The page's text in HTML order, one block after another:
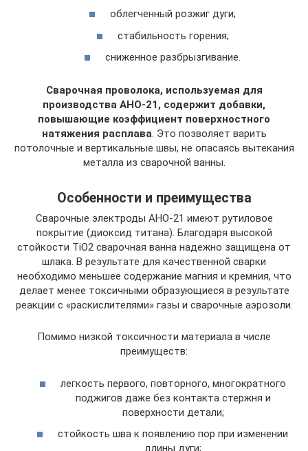
облегченный розжиг дуги;
стабильность горения;
сниженное разбрызгивание.
Сварочная проволока, используемая для
производства АНО-21, содержит добавки,
повышающие коэффициент поверхностного
натяжения расплава. Это позволяет варить
потолочные и вертикальные швы, не опасаясь вытекания
металла из сварочной ванны.
Особенности и преимущества
Сварочные электроды АНО-21 имеют рутиловое
покрытие (диоксид титана). Благодаря высокой
стойкости TiO2 сварочная ванна надежно защищена от
шлака. В результате для качественной сварки
необходимо меньшее содержание магния и кремния, что
делает менее токсичными образующиеся в результате
реакции с «раскислителями» газы и сварочные аэрозоли.
Помимо низкой токсичности материала в числе
преимуществ:
легкость первого, повторного, многократного
поджигов даже без контакта стержня и
поверхности детали;
стойкость шва к появлению пор при изменении
длины дуги;